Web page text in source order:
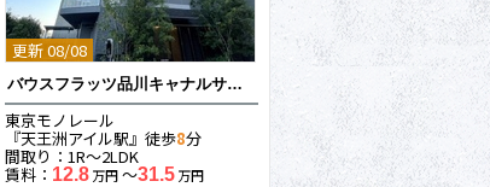
更新 08/08
バウスフラッツ品川キャナルサイド
東京モノレール
『天王洲アイル駅』徒歩8分
間取り：1R〜2LDK
賃料： 12.8万円〜31.5万円